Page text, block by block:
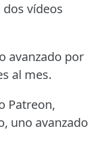
vídeos
avanzado por
al mes.
Patreon,
uno avanzado